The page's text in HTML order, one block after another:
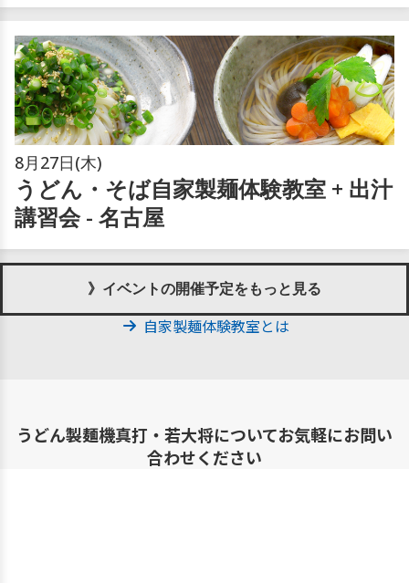
8月 27日(木)
うどん・そば自家製麺体験教室 + 出汁
講習会 - 名古屋
》イベントの開催予定をもっと見る
自家製麺体験教室とは
うどん製麺機真打・若大将についてお気軽にお問い
合わせください